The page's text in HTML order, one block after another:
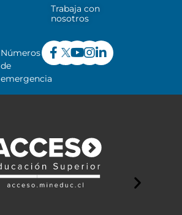
Trabaja con
nosotros
Números
de
emergencia